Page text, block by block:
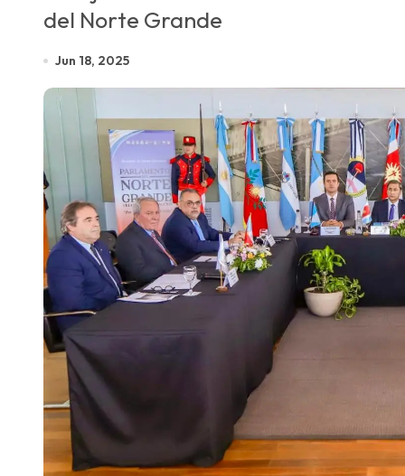
del Norte Grande
Jun 18, 2025